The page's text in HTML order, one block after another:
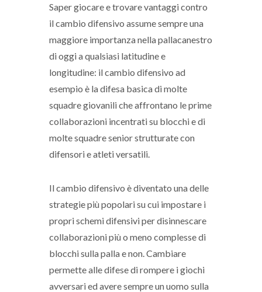
Saper giocare e trovare vantaggi contro
il cambio difensivo assume sempre una
maggiore importanza nella pallacanestro
di oggi a qualsiasi latitudine e
longitudine: il cambio difensivo ad
esempio è la difesa basica di molte
squadre giovanili che affrontano le prime
collaborazioni incentrati su blocchi e di
molte squadre senior strutturate con
difensori e atleti versatili.
Il cambio difensivo è diventato una delle
strategie più popolari su cui impostare i
propri schemi difensivi per disinnescare
collaborazioni più o meno complesse di
blocchi sulla palla e non. Cambiare
permette alle difese di rompere i giochi
avversari ed avere sempre un uomo sulla